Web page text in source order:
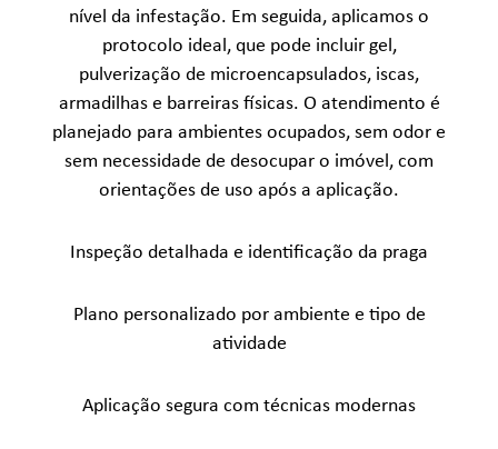
nível da infestação. Em seguida, aplicamos o
protocolo ideal, que pode incluir gel,
pulverização de microencapsulados, iscas,
armadilhas e barreiras físicas. O atendimento é
planejado para ambientes ocupados, sem odor e
sem necessidade de desocupar o imóvel, com
orientações de uso após a aplicação.
Inspeção detalhada e identificação da praga
Plano personalizado por ambiente e tipo de
atividade
Aplicação segura com técnicas modernas